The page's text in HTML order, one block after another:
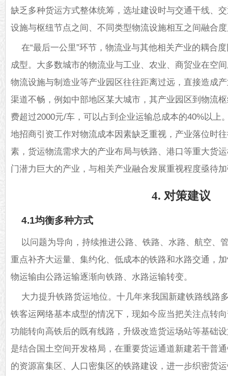
缺乏多种货运方式整体统筹，选址建设时与交通干线、
设施与枢纽节点之间、不同类型物流设施相互之间融合
在“最后一公里”环节，物流业与其他相关产业的耦合
成型。大多数城市的物流业与工业、农业、商贸业在空
物流设施与制造业等产业园区往往距离过远，直接造成
渠道不畅，例如中部地区某大城市，其产业园区到物流
费超过2000元/车，可以占到企业运输总成本的40%以上
地招商引资工作对物流成本因素缺乏重视，产业落位时
素，货运物流需求大的产业布局与铁路、港口等重大货
门潜力巨大的产业，与相关产业融合发展重视程度亟待
4. 对策建议
4.1均衡多种方式
以问题为导向，持续推进公路、铁路、水路、航空、
重点补齐大运量、集约化、低成本的铁路和水路交通，
物运输由公路运输逐渐向铁路、水路运输转变。
大力提升铁路货运地位。十几年来我国新建铁路线路
铁客运网络基本成型的情况下，现如今应当把关注点转
功能转向高铁后的既有线路，升级改造货运场站等基础
是结合国土空间开发格局，在重要货运通道新建若干普
的资源富集区、人口密集区的铁路建设，进一步织密货